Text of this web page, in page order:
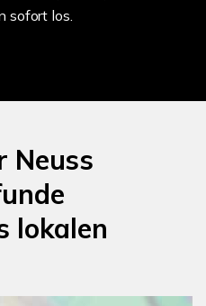
sofort los.
Neuss
lokalen